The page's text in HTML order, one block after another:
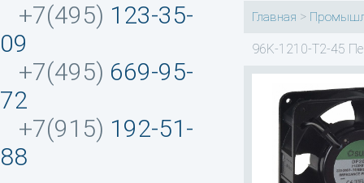
+7(495) 123-35-
09
+7(495) 669-95-
72
+7(915) 192-51-
88
Главная >
96K-1210-T2-45